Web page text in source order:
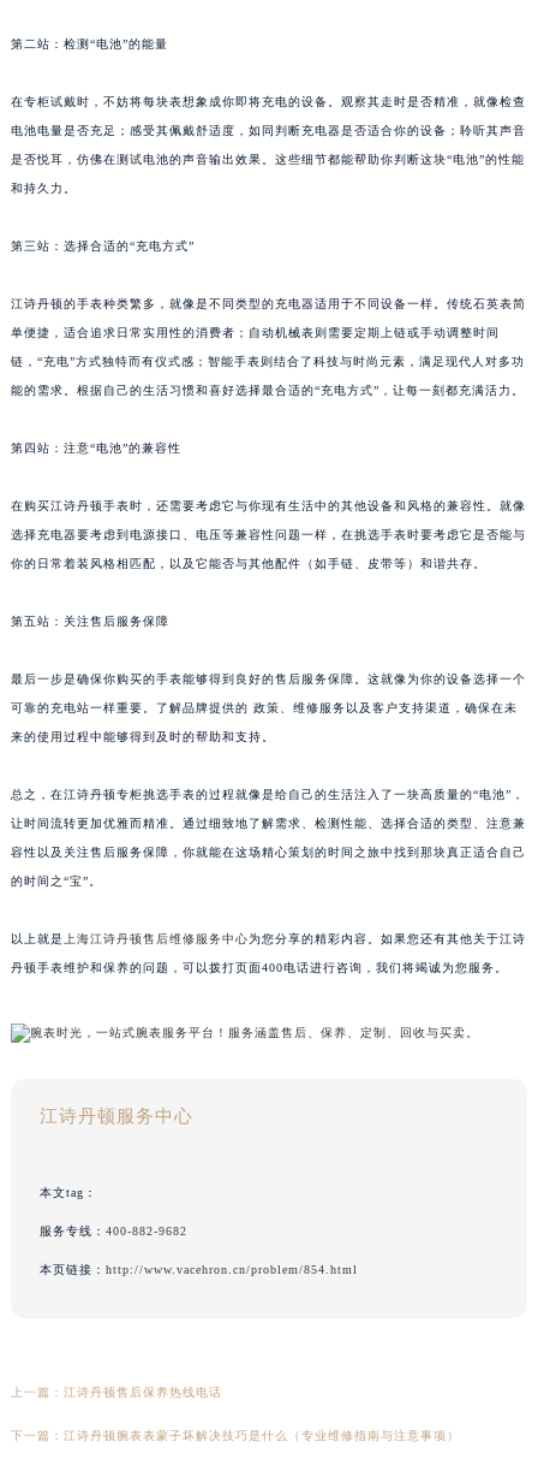
第二站：检测“电池”的能量
在专柜试戴时，不妨将每块表想象成你即将充电的设备。观察其走时是否精准，就像检查
电池电量是否充足；感受其佩戴舒适度，如同判断充电器是否适合你的设备；聆听其声音
是否悦耳，仿佛在测试电池的声音输出效果。这些细节都能帮助你判断这块“电池”的性能
和持久力。
第三站：选择合适的“充电方式”
江诗丹顿的手表种类繁多，就像是不同类型的充电器适用于不同设备一样。传统石英表简
单便捷，适合追求日常实用性的消费者；自动机械表则需要定期上链或手动调整时间
链，“充电”方式独特而有仪式感；智能手表则结合了科技与时尚元素，满足现代人对多功
能的需求。根据自己的生活习惯和喜好选择最合适的“充电方式”，让每一刻都充满活力。
第四站：注意“电池”的兼容性
在购买江诗丹顿手表时，还需要考虑它与你现有生活中的其他设备和风格的兼容性。就像
选择充电器要考虑到电源接口、电压等兼容性问题一样，在挑选手表时要考虑它是否能与
你的日常着装风格相匹配，以及它能否与其他配件（如手链、皮带等）和谐共存。
第五站：关注售后服务保障
最后一步是确保你购买的手表能够得到良好的售后服务保障。这就像为你的设备选择一个
可靠的充电站一样重要。了解品牌提供的 政策、维修服务以及客户支持渠道，确保在未
来的使用过程中能够得到及时的帮助和支持。
总之，在江诗丹顿专柜挑选手表的过程就像是给自己的生活注入了一块高质量的“电池”，
让时间流转更加优雅而精准。通过细致地了解需求、检测性能、选择合适的类型、注意兼
容性以及关注售后服务保障，你就能在这场精心策划的时间之旅中找到那块真正适合自己
的时间之“宝”。
以上就是 上海江诗丹顿售后维修服务中心为您分享的精彩内容。如果您还有其他关于江诗
丹顿手表维护和保养的问题，可以拨打页面400电话进行咨询，我们将竭诚为您服务。
江诗丹顿服务中心
本文tag：
服务专线： 400-882-9682
本页链接： http://www.vacehron.cn/problem/854.html
上一篇： 江诗丹顿售后保养热线电话
下一篇： 江诗丹顿腕表表蒙子坏解决技巧是什么（专业维修指南与注意事项）